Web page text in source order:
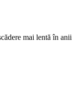
mai lentă în anii